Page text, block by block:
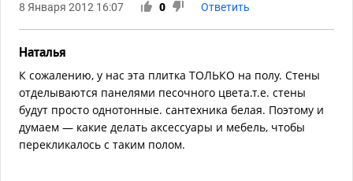
8 Января 2012 16:07 0 Ответить
Наталья
К сожалению, у нас эта плитка ТОЛЬКО на полу. Стены
отделываются панелями песочного цвета.т.е. стены
будут просто однотонные. сантехника белая. Поэтому и
думаем — какие делать аксессуары и мебель, чтобы
перекликалось с таким полом.